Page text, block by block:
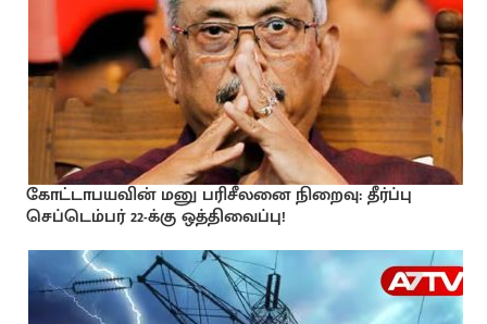
கோட்டாபயவின் மனு பரிசீலனை நிறைவு: தீர்ப்பு
செப்டெம்பர் 22-க்கு ஒத்திவைப்பு!